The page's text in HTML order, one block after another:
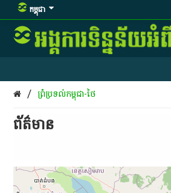
កម្ពុជា
/ ព្រំប្រទល់កម្ពុជា-ថៃ
ព័ត៌មាន​